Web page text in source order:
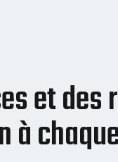
et des
à